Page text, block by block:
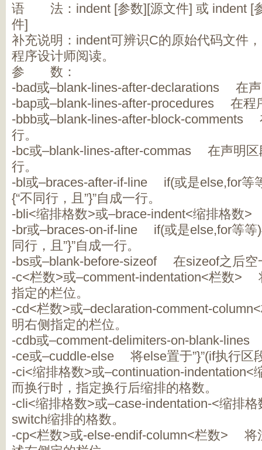
语 法：indent [参数][源文件] 或 indent [
件]
补充说明：indent可辨识C的原始代码文件
程序设计师阅读。
参 数：
-bad或–blank-lines-after-declarations 在
-bap或–blank-lines-after-procedures 在程
-bbb或–blank-lines-after-block-comments
行。
-bc或–blank-lines-after-commas 在声明区
行。
-bl或–braces-after-if-line if(或是else,for等
{“不同行，且”}”自成一行。
-bli<缩排格数>或–brace-indent<缩排格数
-br或–braces-on-if-line if(或是else,for等等)
同行，且”}”自成一行。
-bs或–blank-before-sizeof 在sizeof之后空
-c<栏数>或–comment-indentation<栏数>
指定的栏位。
-cd<栏数>或–declaration-comment-
明右侧指定的栏位。
-cdb或–comment-delimiters-on-blank-
-ce或–cuddle-else 将else置于”}”(if执行区
-ci<缩排格数>或–continuation-
而换行时，指定换行后缩排的格数。
-cli<缩排格数>或–case-indentation-<缩排
switch缩排的格数。
-cp<栏数>或-else-endif-column<栏数> 将